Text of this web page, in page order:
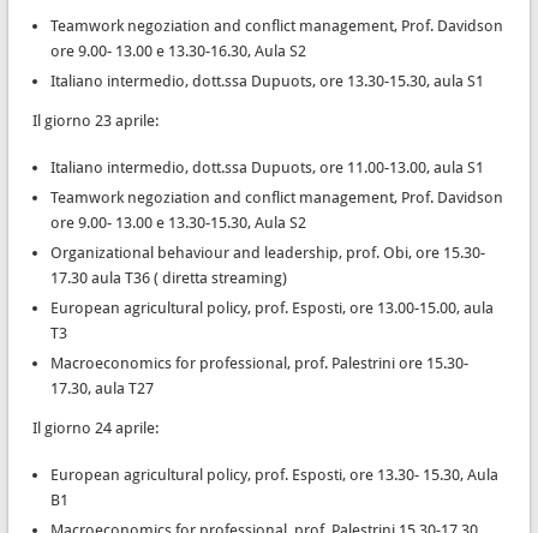
Teamwork negoziation and conflict management, Prof. Davidson
ore 9.00- 13.00 e 13.30-16.30, Aula S2
Italiano intermedio, dott.ssa Dupuots, ore 13.30-15.30, aula S1
Il giorno 23 aprile:
Italiano intermedio, dott.ssa Dupuots, ore 11.00-13.00, aula S1
Teamwork negoziation and conflict management, Prof. Davidson
ore 9.00- 13.00 e 13.30-15.30, Aula S2
Organizational behaviour and leadership, prof. Obi, ore 15.30-
17.30 aula T36 ( diretta streaming)
European agricultural policy, prof. Esposti, ore 13.00-15.00, aula
T3
Macroeconomics for professional, prof. Palestrini ore 15.30-
17.30, aula T27
Il giorno 24 aprile:
European agricultural policy, prof. Esposti, ore 13.30- 15.30, Aula
B1